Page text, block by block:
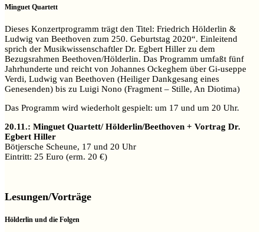
Minguet Quartett
Dieses Konzertprogramm trägt den Titel: Friedrich Hölderlin &
Ludwig van Beethoven zum 250. Geburtstag 2020“. Einleitend
sprich der Musikwissenschaftler Dr. Egbert Hiller zu dem
Bezugsrahmen Beethoven/Hölderlin. Das Programm umfaßt fünf
Jahrhunderte und reicht von Johannes Ockeghem über Gi-useppe
Verdi, Ludwig van Beethoven (Heiliger Dankgesang eines
Genesenden) bis zu Luigi Nono (Fragment – Stille, An Diotima)
Das Programm wird wiederholt gespielt: um 17 und um 20 Uhr.
20.11.: Minguet Quartett/ Hölderlin/Beethoven + Vortrag Dr.
Egbert Hiller
Bötjersche Scheune, 17 und 20 Uhr
Eintritt: 25 Euro (erm. 20 €)
Lesungen/Vorträge
Hölderlin und die Folgen